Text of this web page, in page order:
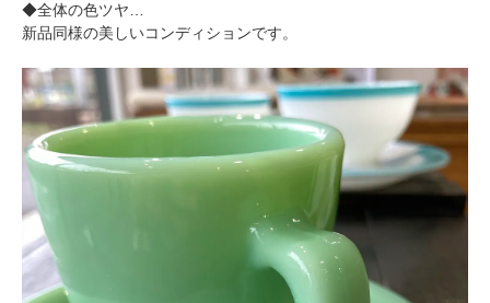
◆全体の色ツヤ…
新品同様の美しいコンディションです。